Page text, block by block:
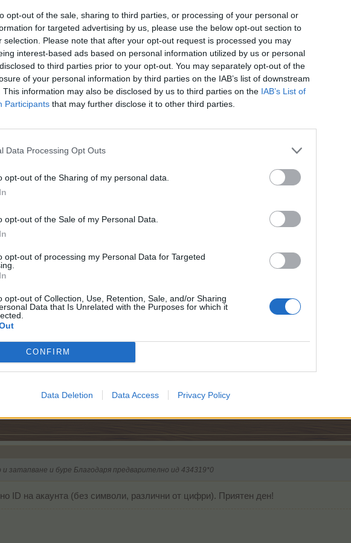
opt-out of the sale, sharing to third parties, or processing of your personal or
for targeted advertising by us, please use the below opt-out section to
selection. Please note that after your opt-out request is processed you may
interest-based ads based on personal information utilized by us or personal
to third parties prior to your opt-out. You may separately opt-out of the
of your personal information by third parties on the IAB’s list of downstream
This information may also be disclosed by us to third parties on the IAB’s List of
Participants that may further disclose it to other third parties.
Data Processing Opt Outs
opt-out of the Sharing of my personal data.
opt-out of the Sale of my Personal Data.
opt-out of processing my Personal Data for Targeted
opt-out of Collection, Use, Retention, Sale, and/or Sharing
Data that Is Unrelated with the Purposes for which it
CONFIRM
Data Deletion Data Access Privacy Policy
II, намира се на полето "Игрище за любимци" и то в долната средна част.
II, намира се на полето "Игрище за любимци" и то в долната средна част.
и затапване и буре Благодаря предварително ид 434319*0
затапване и буре Благодаря предварително ид 434319*0
ID на акаунта (без символи, различни от цифри). Приятен ден!